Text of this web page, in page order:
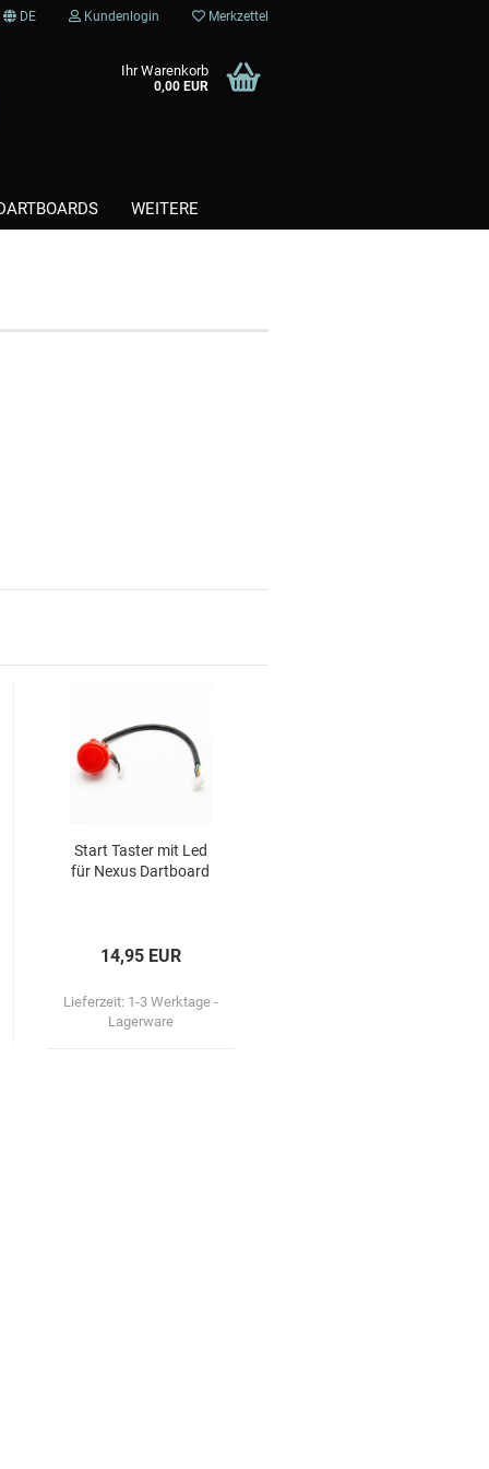
DE Kundenlogin Merkzettel
Ihr Warenkorb
0,00 EUR
WEITERE
für Dein Zuhause
Start Tas­ter mit Led
für Nexus Dart­board
14,95 EUR
Lieferzeit: 1-3 Werktage -
Lagerware